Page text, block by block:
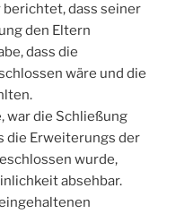
dass seiner
den Eltern
dass die
wäre und die
war die Schließung
die Erweiterungs der
wurde,
absehbar.